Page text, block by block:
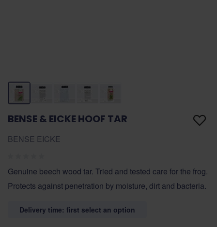
BENSE & EICKE HOOF TAR
BENSE EICKE
Genuine beech wood tar. Tried and tested care for the frog.
Protects against penetration by moisture, dirt and bacteria.
Delivery time: first select an option